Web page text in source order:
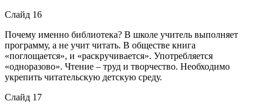
Слайд 16
Почему именно библиотека? В школе учитель выполняет
программу, а не учит читать. В обществе книга
«поглощается», и «раскручивается». Употребляется
«одноразово». Чтение – труд и творчество. Необходимо
укрепить читательскую детскую среду.
Слайд 17